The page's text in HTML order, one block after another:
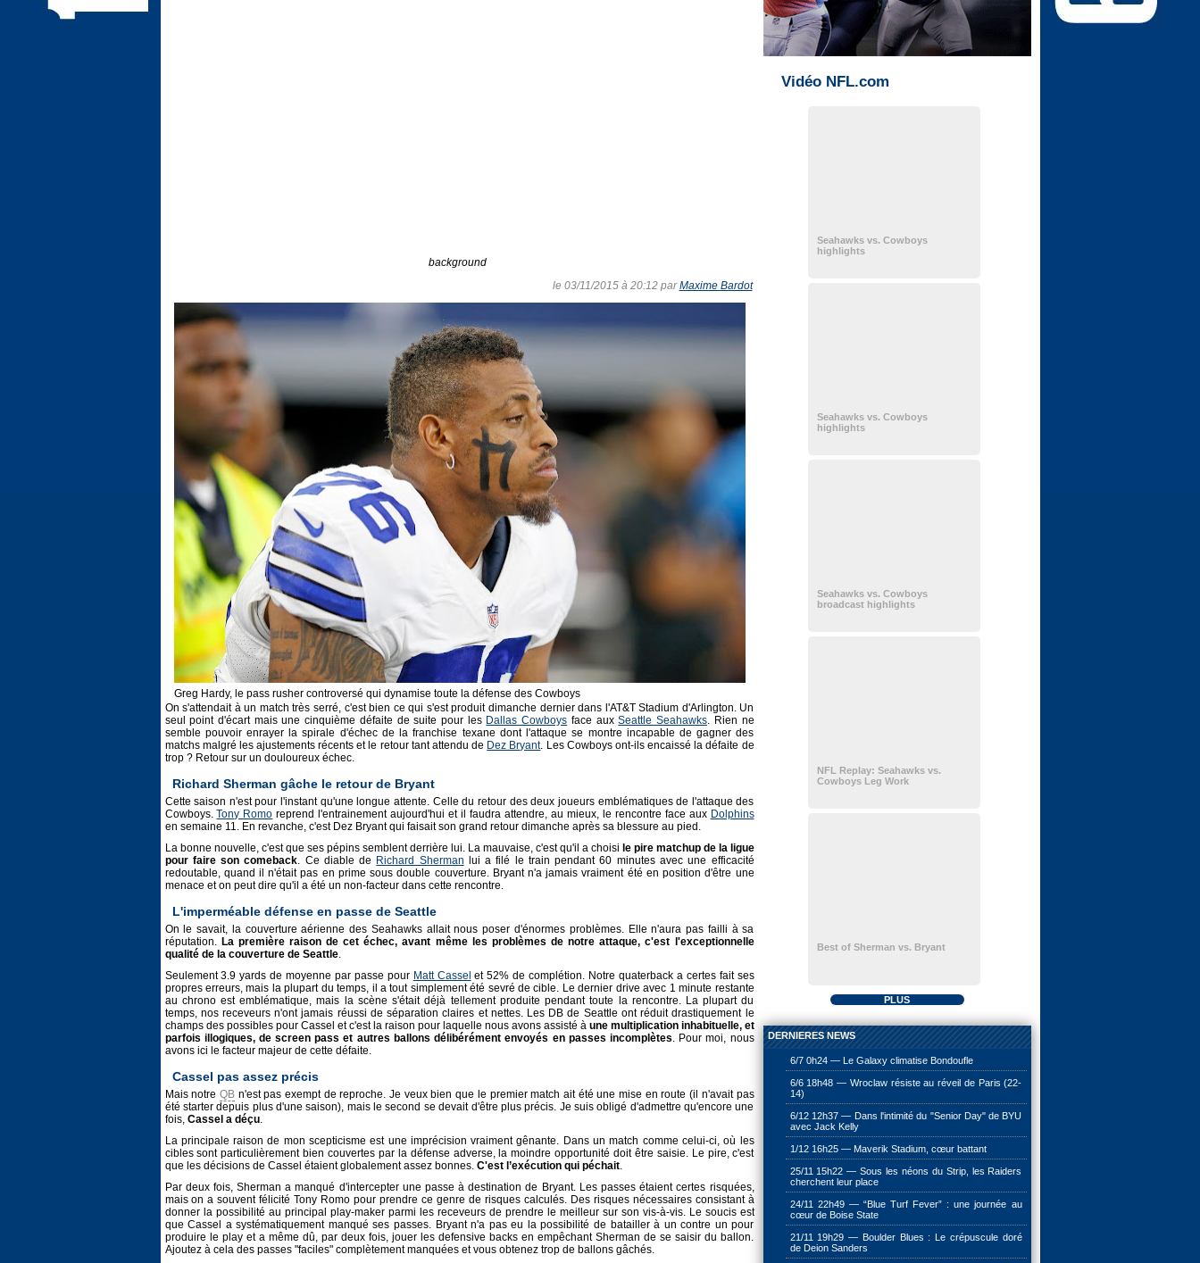
Vidéo NFL.com
Seahawks vs. Cowboys
highlights
Seahawks vs. Cowboys
highlights
Seahawks vs. Cowboys
broadcast highlights
NFL Replay: Seahawks vs.
Cowboys Leg Work
Best of Sherman vs. Bryant
PLUS
DERNIERES NEWS
6/7 0h24 — Le Galaxy climatise Bondoufle
6/6 18h48 — Wroclaw résiste au réveil de Paris (22-
14)
6/12 12h37 — Dans l'intimité du "Senior Day" de BYU
avec Jack Kelly
1/12 16h25 — Maverik Stadium, cœur battant
25/11 15h22 — Sous les néons du Strip, les Raiders
cherchent leur place
24/11 22h49 — “Blue Turf Fever” : une journée au
cœur de Boise State
21/11 19h29 — Boulder Blues : Le crépuscule doré
de Deion Sanders
background
le 03/11/2015 à 20:12 parMaxime Bardot
Greg Hardy, le pass rusher controversé qui dynamise toute la défense des Cowboys
On s'attendait à un match très serré, c'est bien ce qui s'est produit dimanche dernier dans l'AT&T Stadium d'Arlington. Un
seul point d'écart mais une cinquième défaite de suite pour les Dallas Cowboys face auxSeattle Seahawks. Rien ne
semble pouvoir enrayer la spirale d'échec de la franchise texane dont l'attaque se montre incapable de gagner des
matchs malgré les ajustements récents et le retour tant attendu de Dez Bryant. Les Cowboys ont-ils encaissé la défaite de
trop ? Retour sur un douloureux échec.
Richard Sherman gâche le retour de Bryant
Cette saison n'est pour l'instant qu'une longue attente. Celle du retour des deux joueurs emblématiques de l'attaque des
Cowboys.Tony Romo reprend l'entrainement aujourd'hui et il faudra attendre, au mieux, le rencontre face aux Dolphins
en semaine 11. En revanche, c'est Dez Bryant qui faisait son grand retour dimanche après sa blessure au pied.
La bonne nouvelle, c'est que ses pépins semblent derrière lui. La mauvaise, c'est qu'il a choisi le pire matchup de la ligue
pour faire son comeback. Ce diable de Richard Sherman lui a filé le train pendant 60 minutes avec une efficacité
redoutable, quand il n'était pas en prime sous double couverture. Bryant n'a jamais vraiment été en position d'être une
menace et on peut dire qu'il a été un non-facteur dans cette rencontre.
L'imperméable défense en passe de Seattle
On le savait, la couverture aérienne des Seahawks allait nous poser d'énormes problèmes. Elle n'aura pas failli à sa
réputation. La première raison de cet échec, avant même les problèmes de notre attaque, c'est l'exceptionnelle
qualité de la couverture de Seattle.
Seulement 3.9 yards de moyenne par passe pour Matt Cassel et 52% de complétion. Notre quaterback a certes fait ses
propres erreurs, mais la plupart du temps, il a tout simplement été sevré de cible. Le dernier drive avec 1 minute restante
au chrono est emblématique, mais la scène s'était déjà tellement produite pendant toute la rencontre. La plupart du
temps, nos receveurs n'ont jamais réussi de séparation claires et nettes. Les DB de Seattle ont réduit drastiquement le
champs des possibles pour Cassel et c'est la raison pour laquelle nous avons assisté à une multiplication inhabituelle, et
parfois illogiques, de screen pass et autres ballons délibérément envoyés en passes incomplètes. Pour moi, nous
avons ici le facteur majeur de cette défaite.
Cassel pas assez précis
Mais notre QBn'est pas exempt de reproche. Je veux bien que le premier match ait été une mise en route (il n'avait pas
été starter depuis plus d'une saison), mais le second se devait d'être plus précis. Je suis obligé d'admettre qu'encore une
fois, Cassel a déçu.
La principale raison de mon scepticisme est une imprécision vraiment gênante. Dans un match comme celui-ci, où les
cibles sont particulièrement bien couvertes par la défense adverse, la moindre opportunité doit être saisie. Le pire, c'est
que les décisions de Cassel étaient globalement assez bonnes. C'est l’exécution qui péchait.
Par deux fois, Sherman a manqué d'intercepter une passe à destination de Bryant. Les passes étaient certes risquées,
mais on a souvent félicité Tony Romo pour prendre ce genre de risques calculés. Des risques nécessaires consistant à
donner la possibilité au principal play-maker parmi les receveurs de prendre le meilleur sur son vis-à-vis. Le soucis est
que Cassel a systématiquement manqué ses passes. Bryant n'a pas eu la possibilité de batailler à un contre un pour
produire le play et a même dû, par deux fois, jouer les defensive backs en empêchant Sherman de se saisir du ballon.
Ajoutez à cela des passes "faciles" complètement manquées et vous obtenez trop de ballons gâchés.